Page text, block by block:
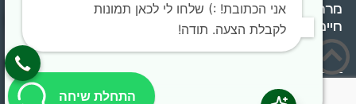
מרחב
חיים בריא ומאוזן.
הזכויות שמורות.
אני הכתובת! :) שלחו לי לכאן תמונות
לקבלת הצעה. תודה!
התחלת שיחה